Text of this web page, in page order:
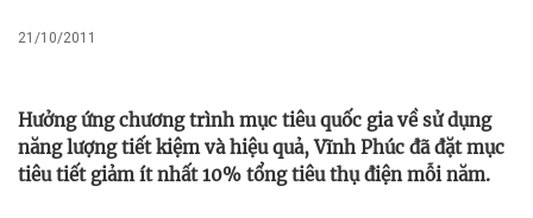
21/10/2011
Hưởng ứng chương trình mục tiêu quốc gia về sử dụng
năng lượng tiết kiệm và hiệu quả, Vĩnh Phúc đã đặt mục
tiêu tiết giảm ít nhất 10% tổng tiêu thụ điện mỗi năm.